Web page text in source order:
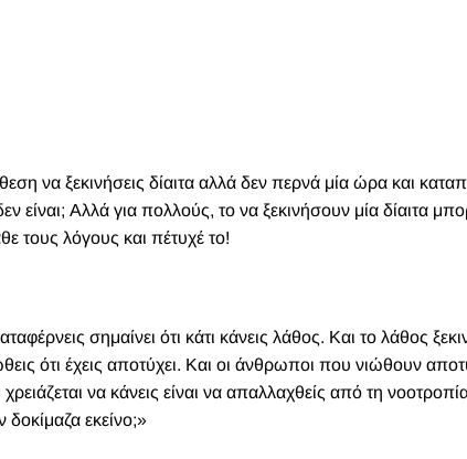
να ξεκινήσεις δίαιτα αλλά δεν περνά μία ώρα και
είναι; Αλλά για πολλούς, το να ξεκινήσουν μία δίαιτα
τους λόγους και πέτυχέ το!
σημαίνει ότι κάτι κάνεις λάθος. Και το λάθος
ότι έχεις αποτύχει. Και οι άνθρωποι που νιώθουν
να κάνεις είναι να απαλλαχθείς από τη
εκείνο;»